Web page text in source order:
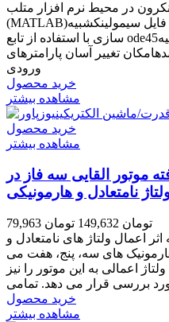
در محیط نرم افزار متلب
(MATLAB)فایل ورد+ ام فایل مربوطه + فایل سیمولینکشبیه
سازی با استفاده از تابع ode45دارای گزارش فارسی وردشبیه
تغییر آسان پارامترهای
ورودی
خرید محصول
مشاهده بیشتر
خرید محصول
مشاهده بیشتر
موتور القایی سه فاز در
نامتعادل و هارمونیکی
79,963 تومان 149,632 تومان
اعمال ولتاژ های نامتعادل و
های سه، پنج، هفت می
اعمالی به این موتور را نیز
خرید محصول
مشاهده بیشتر